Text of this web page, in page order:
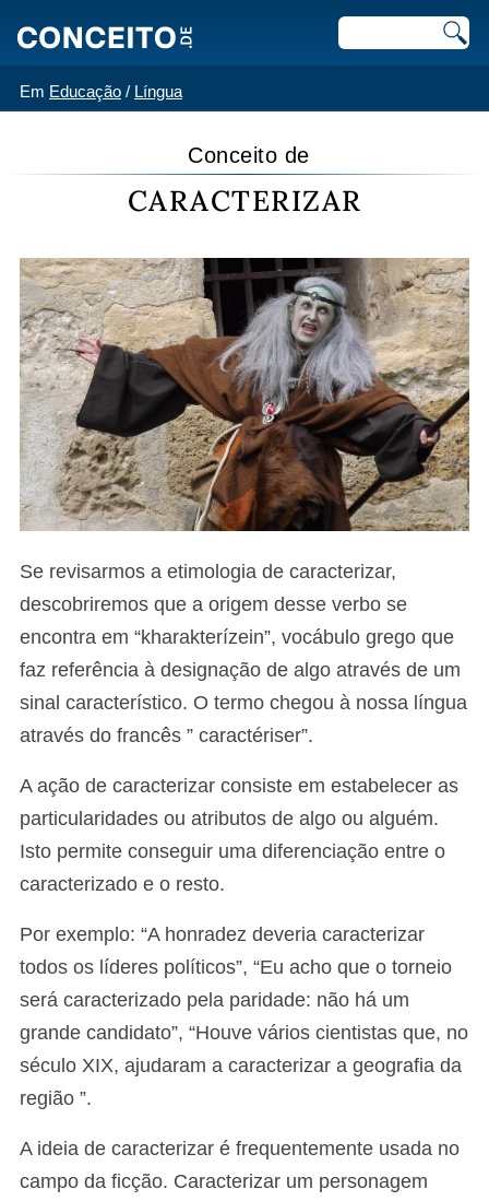
Em Educação / Língua
Conceito de
CARACTERIZAR
Se revisarmos a etimologia de caracterizar,
descobriremos que a origem desse verbo se
encontra em “kharakterízein”, vocábulo grego que
faz referência à designação de algo através de um
sinal característico. O termo chegou à nossa língua
através do francês ” caractériser”.
A ação de caracterizar consiste em estabelecer as
particularidades ou atributos de algo ou alguém.
Isto permite conseguir uma diferenciação entre o
caracterizado e o resto.
Por exemplo: “A honradez deveria caracterizar
todos os líderes políticos”, “Eu acho que o torneio
será caracterizado pela paridade: não há um
grande candidato”, “Houve vários cientistas que, no
século XIX, ajudaram a caracterizar a geografia da
região ”.
A ideia de caracterizar é frequentemente usada no
campo da ficção. Caracterizar um personagem